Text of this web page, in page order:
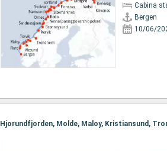
Cabina
Bergen
10/06/